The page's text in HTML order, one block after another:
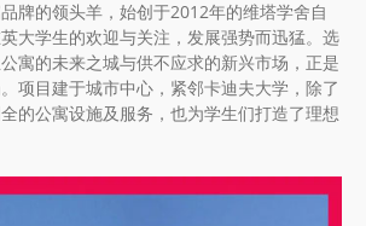
牌的领头羊，始创于2012年的维塔学舍自
大学生的欢迎与关注，发展强势而迅猛。选
寓的未来之城与供不应求的新兴市场，正是
项目建于城市中心，紧邻卡迪夫大学，除了
的公寓设施及服务，也为学生们打造了理想